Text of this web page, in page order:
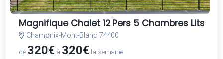
Magnifique Chalet 12 Pers 5 Chambres Lits
Chamonix-Mont-Blanc 74400
de 320€ à 320€ la semaine